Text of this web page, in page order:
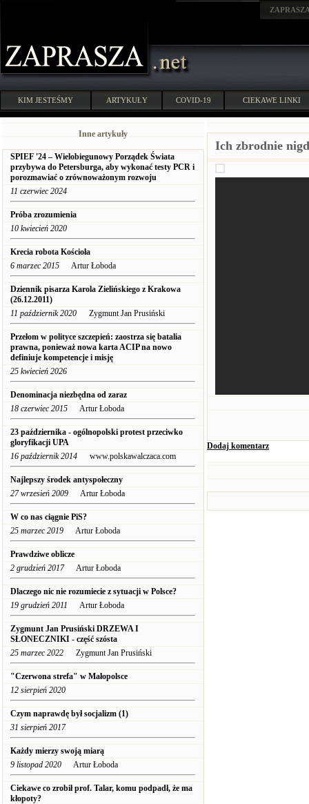
KIM JESTEŚMY ARTYKUŁY COVID-19 CIEKAWE LINKI
Inne artykuły
SPIEF '24 – Wielobiegunowy Porządek Świata
przybywa do Petersburga, aby wykonać testy PCR i
porozmawiać o zrównoważonym rozwoju
11 czerwiec 2024
Próba zrozumienia
10 kwiecień 2020
Krecia robota Kościoła
6 marzec 2015 Artur Łoboda
Dziennik pisarza Karola Zielińskiego z Krakowa
(26.12.2011)
11 październik 2020 Zygmunt Jan Prusiński
Przełom w polityce szczepień: zaostrza się batalia
prawna, ponieważ nowa karta ACIP na nowo
definiuje kompetencje i misję
25 kwiecień 2026
Denominacja niezbędna od zaraz
18 czerwiec 2015 Artur Łoboda
23 października - ogólnopolski protest przeciwko
gloryfikacji UPA
16 październik 2014 www.polskawalczaca.com
Najlepszy środek antyspołeczny
27 wrzesień 2009 Artur Łoboda
W co nas ciągnie PiS?
25 marzec 2019 Artur Łoboda
Prawdziwe oblicze
2 grudzień 2017Artur Łoboda
Dlaczego nic nie rozumiecie z sytuacji w Polsce?
19 grudzień 2011 Artur Łoboda
Zygmunt Jan Prusiński DRZEWA I
SŁONECZNIKI - część szósta
25 marzec 2022 Zygmunt Jan Prusiński
"Czerwona strefa" w Małopolsce
12 sierpień 2020
Czym naprawdę był socjalizm (1)
31 sierpień 2017
Każdy mierzy swoją miarą
9 listopad 2020 Artur Łoboda
Ciekawe co zrobił prof. Talar, komu podpadł, że ma
kłopoty?
Ich zbrodnie
Dodaj komentarz